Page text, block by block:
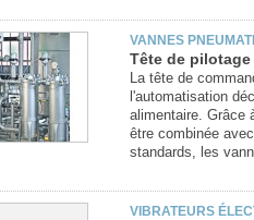
VANNES
Tête de
La tête de
l'automatisation
alimentaire. Grâce
être combinée
standards, les
VIBRATEURS